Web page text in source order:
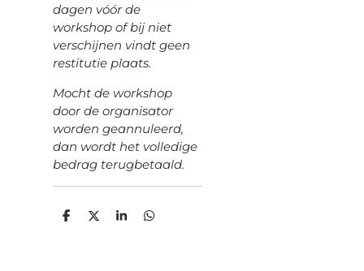
dagen vóór de
workshop of bij niet
verschijnen vindt geen
restitutie plaats.
Mocht de workshop
door de organisator
worden geannuleerd,
dan wordt het volledige
bedrag terugbetaald.
D
D
S
D